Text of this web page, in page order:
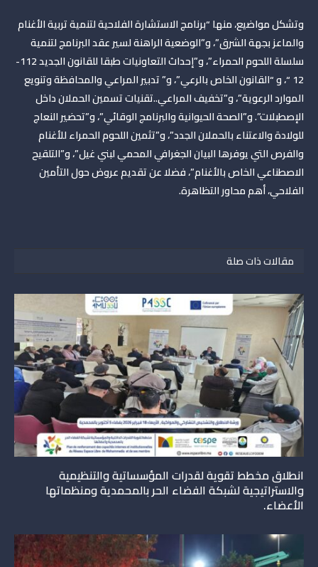
وتشكل مواضيع، منها “برنامج الاستشارة الفلاحية لتنمية تربية الأغنام
والماعز بجهة الشرق”، و”الوضعية الراهنة لسير عقد البرنامج لتنمية
سلسلة اللحوم الحمراء”، و”إحداث التعاونيات طبقا للقانون الجديد 112-
12 “، و “القانون الخاص بالرعي”، و” تدبير المراعي والمحافظة وتنويع
الموارد الرعوية”، و”تخفيف المراعي..تقنيات تسمين الحملان داخل
الإصطبلات”. و”الصحة الحيوانية والبرنامج الوقائي”، و”تحضير النعاج
للولادة والاعتناء بالحملان الجدد”، و”تثمين اللحوم الحمراء للأغنام
والفرص التي يوفرها البيان الجغرافي المحمي لبني غيل”، و”التلقيح
الاصطناعي الخاص بالأغنام”، فضلا عن تقديم عروض حول التأمين
الفلاحي، أهم محاور التظاهرة.
مقالات ذات صلة
انطلاق مخطط تقوية لقدرات المؤسساتية والتنظيمية
والاستراتيجية لشبكة الفضاء الحر بالمحمدية ومنظماتها
الأعضاء.